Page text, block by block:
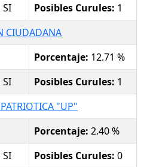
SI Posibles Curules: 1
CIUDADANA
Porcentaje: 12.71 %
SI Posibles Curules: 1
"UP"
Porcentaje: 2.40 %
SI Posibles Curules: 0